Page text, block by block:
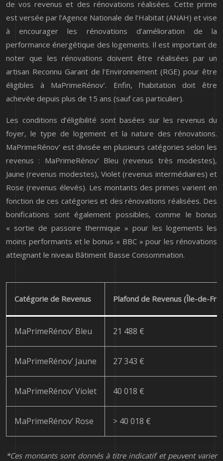
de vos revenus et des rénovations réalisées. Cette prime
est versée par l’Agence Nationale de l’Habitat (ANAH) et vise
à encourager les rénovations d’amélioration de la
performance énergétique des logements. Il est important de
noter que les rénovations doivent être réalisées par un
artisan Reconnu Garant de l’Environnement (RGE) pour être
éligibles à MaPrimeRénov’. Enfin, l’habitation doit être
achevée depuis plus de 15 ans (sauf cas particulier).
Les conditions d’éligibilité sont basées sur les revenus du
foyer, le type de logement et la nature des rénovations.
MaPrimeRénov’ est divisée en plusieurs catégories selon les
revenus : MaPrimeRénov’ Bleu (revenus très modestes),
Jaune (revenus modestes), Violet (revenus intermédiaires) et
Rose (revenus élevés). Les montants des primes varient en
fonction de ces catégories et des rénovations réalisées. Des
bonifications sont également possibles, comme le bonus
« sortie de passoire thermique » pour les logements les
moins performants et le bonus « BBC » pour les rénovations
atteignant le niveau Bâtiment Basse Consommation.
Catégorie de Revenus Plafond de Revenus (Île-de-
MaPrimeRénov’ Bleu 21 488 €
MaPrimeRénov’ Jaune 27 343 €
MaPrimeRénov’ Violet 40 018 €
MaPrimeRénov’ Rose > 40 018 €
*Ces montants sont donnés à titre indicatif et peuvent varier